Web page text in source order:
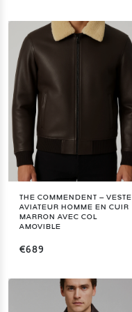
THE COMMENDENT – VESTE
AVIATEUR HOMME EN CUIR
MARRON AVEC COL
AMOVIBLE
€689